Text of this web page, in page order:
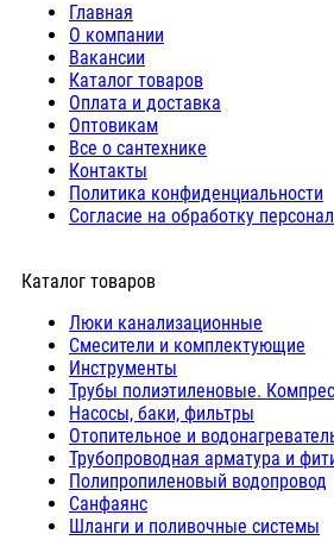
Главная
О компании
Вакансии
Каталог товаров
Оплата и доставка
Оптовикам
Все о сантехнике
Контакты
Политика конфиденциальности
Согласие на обработку
Каталог товаров
Люки канализационные
Cмесители и комплектующие
Инструменты
Трубы полиэтиленовые.
Насосы, баки, фильтры
Отопительное и
Трубопроводная арматура и
Полипропиленовый водопровод
Санфаянс
Шланги и поливочные системы